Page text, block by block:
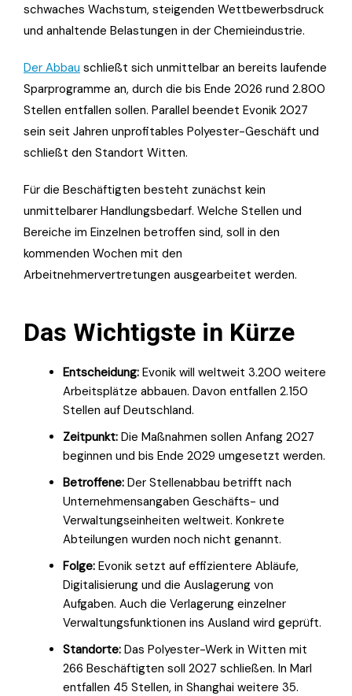
schwaches Wachstum, steigenden Wettbewerbsdruck
und anhaltende Belastungen in der Chemieindustrie.
Der Abbau schließt sich unmittelbar an bereits laufende
Sparprogramme an, durch die bis Ende 2026 rund 2.800
Stellen entfallen sollen. Parallel beendet Evonik 2027
sein seit Jahren unprofitables Polyester-Geschäft und
schließt den Standort Witten.
Für die Beschäftigten besteht zunächst kein
unmittelbarer Handlungsbedarf. Welche Stellen und
Bereiche im Einzelnen betroffen sind, soll in den
kommenden Wochen mit den
Arbeitnehmervertretungen ausgearbeitet werden.
Das Wichtigste in Kürze
Entscheidung: Evonik will weltweit 3.200 weitere
Arbeitsplätze abbauen. Davon entfallen 2.150
Stellen auf Deutschland.
Zeitpunkt: Die Maßnahmen sollen Anfang 2027
beginnen und bis Ende 2029 umgesetzt werden.
Betroffene: Der Stellenabbau betrifft nach
Unternehmensangaben Geschäfts- und
Verwaltungseinheiten weltweit. Konkrete
Abteilungen wurden noch nicht genannt.
Folge: Evonik setzt auf effizientere Abläufe,
Digitalisierung und die Auslagerung von
Aufgaben. Auch die Verlagerung einzelner
Verwaltungsfunktionen ins Ausland wird geprüft.
Standorte: Das Polyester-Werk in Witten mit
266 Beschäftigten soll 2027 schließen. In Marl
entfallen 45 Stellen, in Shanghai weitere 35.